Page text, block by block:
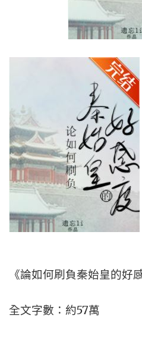
《論如何刷負秦始皇的好
全文字數：約57萬